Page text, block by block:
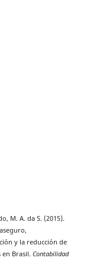
M. A. da S. (2015).
y la reducción de
Brasil. Contabilidad